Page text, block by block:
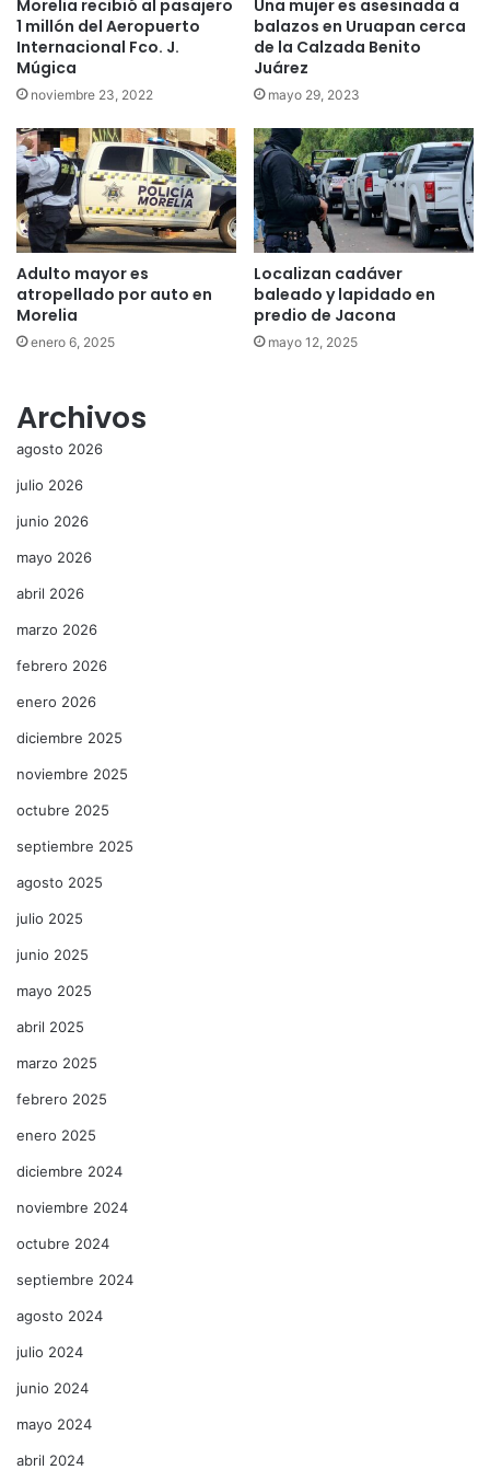
Morelia recibió al pasajero
1 millón del Aeropuerto
Internacional Fco. J.
Múgica
noviembre 23, 2022
Una mujer es asesinada a
balazos en Uruapan cerca
de la Calzada Benito
Juárez
mayo 29, 2023
Adulto mayor es
atropellado por auto en
Morelia
enero 6, 2025
Localizan cadáver
baleado y lapidado en
predio de Jacona
mayo 12, 2025
Archivos
agosto 2026
julio 2026
junio 2026
mayo 2026
abril 2026
marzo 2026
febrero 2026
enero 2026
diciembre 2025
noviembre 2025
octubre 2025
septiembre 2025
agosto 2025
julio 2025
junio 2025
mayo 2025
abril 2025
marzo 2025
febrero 2025
enero 2025
diciembre 2024
noviembre 2024
octubre 2024
septiembre 2024
agosto 2024
julio 2024
junio 2024
mayo 2024
abril 2024